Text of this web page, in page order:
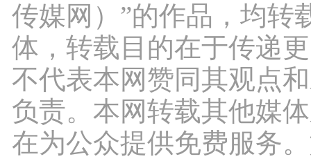
传媒网）”的作品，均转
体，转载目的在于传递
不代表本网赞同其观点
负责。本网转载其他媒
在为公众提供免费服务